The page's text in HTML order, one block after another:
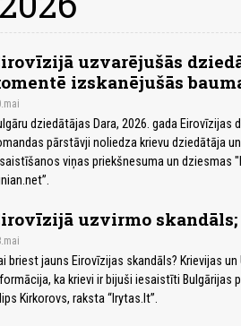
uzvarējušās
izskanējušās
dziedātājas Dara, 2026. gada Eirovīzijas
pārstāvji noliedza krievu dziedātāja
viņas priekšnesuma un dziesmas
uzvirmo
briest jauns Eirovīzijas skandāls? Krievijas
ka krievi ir bijuši iesaistīti Bulgārijas
Kirkorovs, raksta “lrytas.lt”.